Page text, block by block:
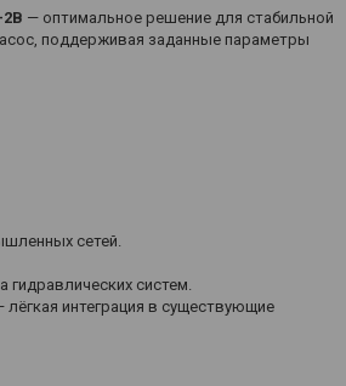
2B — оптимальное решение для стабильной
поддерживая заданные параметры
сетей.
систем.
интеграция в существующие